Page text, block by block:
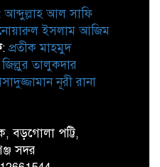
আব্দুল্লাহ আল সাফি
ইসলাম আজিম
: প্রতীক মাহমুদ
জিল্লুর তালুকদার
নূরী রানা
বড়গোলা পট্টি,
সদর